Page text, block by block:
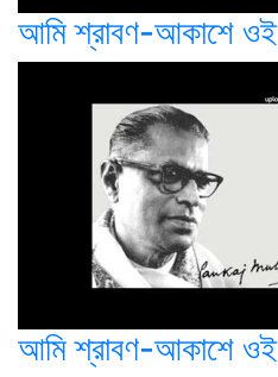
আমি শ্রাবণ-আকাশে ওই
আমি শ্রাবণ-আকাশে ওই